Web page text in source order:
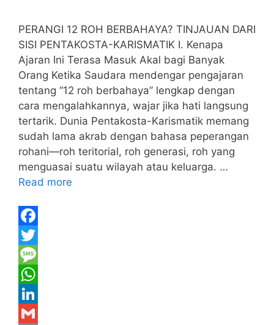
PERANGI 12 ROH BERBAHAYA? TINJAUAN DARI
SISI PENTAKOSTA-KARISMATIK I. Kenapa
Ajaran Ini Terasa Masuk Akal bagi Banyak
Orang Ketika Saudara mendengar pengajaran
tentang “12 roh berbahaya” lengkap dengan
cara mengalahkannya, wajar jika hati langsung
tertarik. Dunia Pentakosta-Karismatik memang
sudah lama akrab dengan bahasa peperangan
rohani—roh teritorial, roh generasi, roh yang
menguasai suatu wilayah atau keluarga. …
Read more
F
a
c
e
b
T
w
t
M
e
s
W
h
L